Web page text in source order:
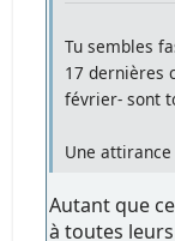
Tu sembles
17 dernières
février- sont
Une attirance
Autant que
à toutes